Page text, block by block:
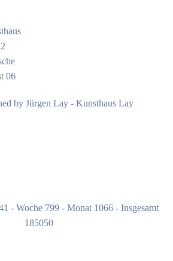
by Jürgen Lay - Kunsthaus Lay
- Woche 799 - Monat 1066 - Insgesamt
185050